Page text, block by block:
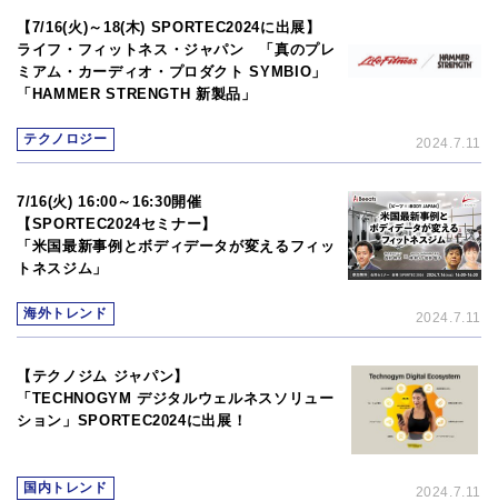
【7/16(火)～18(木) SPORTEC2024に出展】
ライフ・フィットネス・ジャパン 「真のプレ
ミアム・カーディオ・プロダクト SYMBIO」
「HAMMER STRENGTH 新製品」
テクノロジー 2024.7.11
7/16(火) 16:00～16:30開催
【SPORTEC2024セミナー】
「米国最新事例とボディデータが変えるフィッ
トネスジム」
海外トレンド 2024.7.11
【テクノジム ジャパン】
「TECHNOGYM デジタルウェルネスソリュー
ション」SPORTEC2024に出展！
国内トレンド 2024.7.11